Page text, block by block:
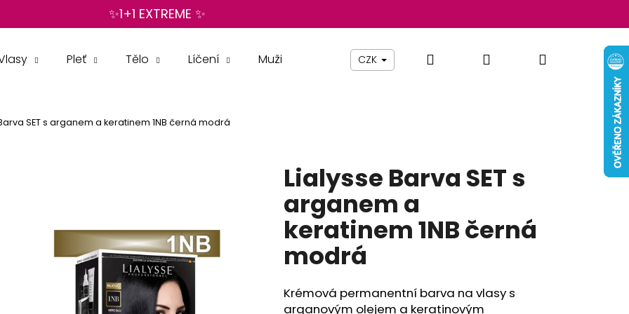
✨1+1 EXTREME ✨
Pleť Tělo Líčení Muži Beauty By Simona Pomůcky Nábytek
CZK Hledat PřihlášeníNákupní
SET s arganem a keratinem 1NB černá modrá
Lialysse Barva SET s
arganem a
keratinem 1NB černá
modrá
Krémová permanentní barva na vlasy s
arganovým olejem a keratinovým